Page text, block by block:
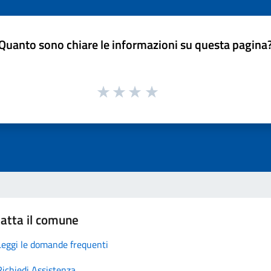
sono chiare le informazioni su questa
il comune
le domande frequenti